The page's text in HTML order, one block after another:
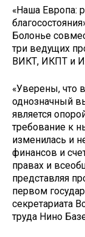
«Наша Европа:
Болонье
три ведущих
ВИКТ, ИКПТ и
«Уверены, что
однозначный
является
требование к
изменилась и
финансов и
правах и
представляя
первом
секретариата
труда Нино